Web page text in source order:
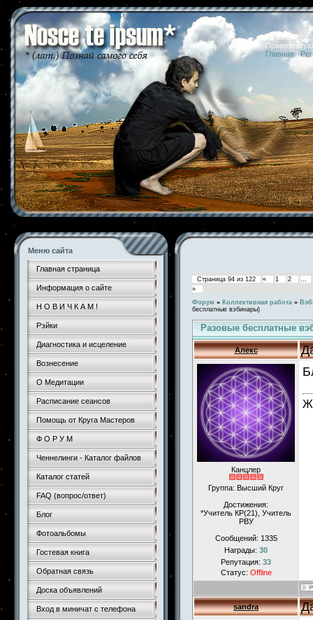
09.08.2026
Главная |
Меню сайта
Главная страница
Информация о сайте
Н О В И Ч К А М !
Рэйки
Диагностика и исцеление
Вознесение
О Медитации
Расписание сеансов
Помощь от Круга Мастеров
Ф О Р У М
Ченнелинги - Каталог файлов
Каталог статей
FAQ (вопрос/ответ)
Блог
Фотоальбомы
Гостевая книга
Обратная связь
Доска объявлений
Вход в миничат с телефона
Страница 94 из 122 « 1 2
…
»
Форум » Коллективная работа »
бесплатные вэбинары)
Разовые бесплатные
Алекс
Канцлер
Группа: Высший Круг
Достижения:
*Учитель КР(21), Учитель
РВУ
Сообщений: 1335
Награды: 30
Репутация: 33
Статус: Offline
sandra